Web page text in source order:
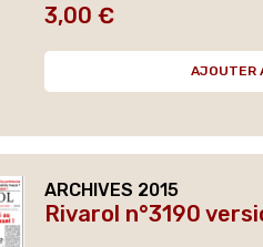
Prix
3,00 €
AJOUTER
ARCHIVES 2015
Rivarol n°3190